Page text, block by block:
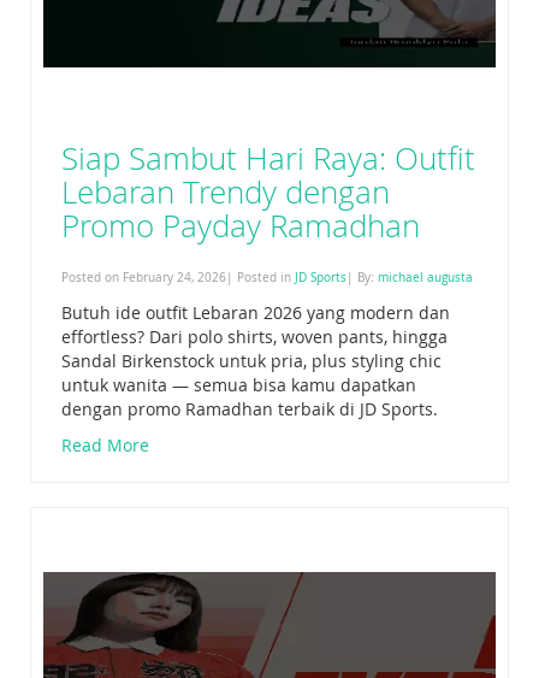
Siap Sambut Hari Raya: Outfit
Lebaran Trendy dengan
Promo Payday Ramadhan
Posted on February 24, 2026| Posted in JD Sports | By: michael augusta
Butuh ide outfit Lebaran 2026 yang modern dan
effortless? Dari polo shirts, woven pants, hingga
Sandal Birkenstock untuk pria, plus styling chic
untuk wanita — semua bisa kamu dapatkan
dengan promo Ramadhan terbaik di JD Sports.
Read More